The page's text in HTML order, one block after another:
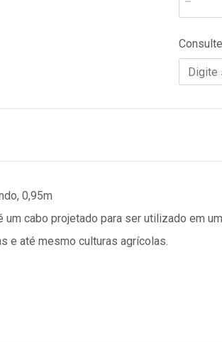
0,95m
um cabo projetado para ser utilizado em
e até mesmo culturas agrícolas.